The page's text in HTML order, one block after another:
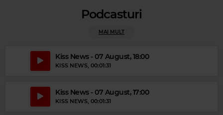
Podcasturi
MAI MULT
Kiss News - 07 August, 18:00
KISS NEWS, 00:01:31
Kiss News - 07 August, 17:00
KISS NEWS, 00:01:31